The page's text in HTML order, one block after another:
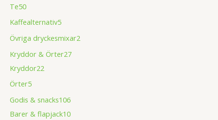
Te50
Kaffealternativ5
Övriga dryckesmixar2
Kryddor & Örter27
Kryddor22
Örter5
Godis & snacks106
Barer & flapjack10